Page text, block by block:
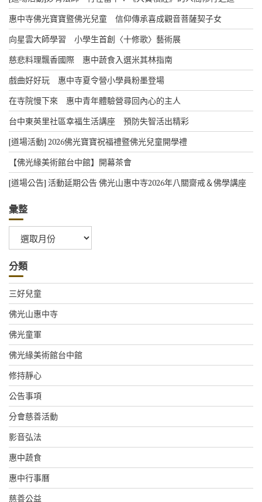
惠中寺佛光寶寶暨佛光兒童 信仰傳承喜成觀音菩薩契子女
向星雲大師學習 小學生首創〈十修歌〉藝術展
慈悲料理飄香國際 惠中蔬食入選米其林指南
戲曲好好玩 惠中寺夏令營小學員粉墨登場
在寺院慢下來 惠中青年體驗營尋回內心的主人
台中東英里社區幸福生活講座 預防失智活出精彩
[道場活動] 2026佛光寶寶祝福禮暨佛光兒童開學禮
【佛光緣美術館台中館】開幕茶會
[道場公告] 活動延期公告 佛光山惠中寺2026年八關齋戒＆佛學講座
彙整
整
分類
三好兒童
佛光山惠中寺
佛光童軍
佛光緣美術館台中館
修持靜心
公告事項
分會慈善活動
影音弘法
惠中蔬食
惠中行事曆
慈善公益